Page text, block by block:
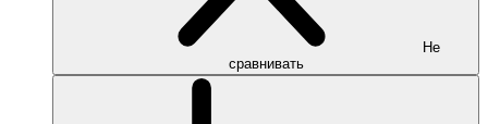
Не
сравнивать